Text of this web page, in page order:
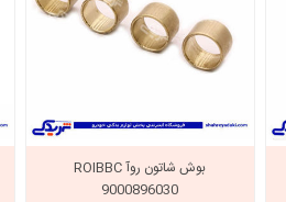
بوش شاتون روآ ROIBBC
9000896030